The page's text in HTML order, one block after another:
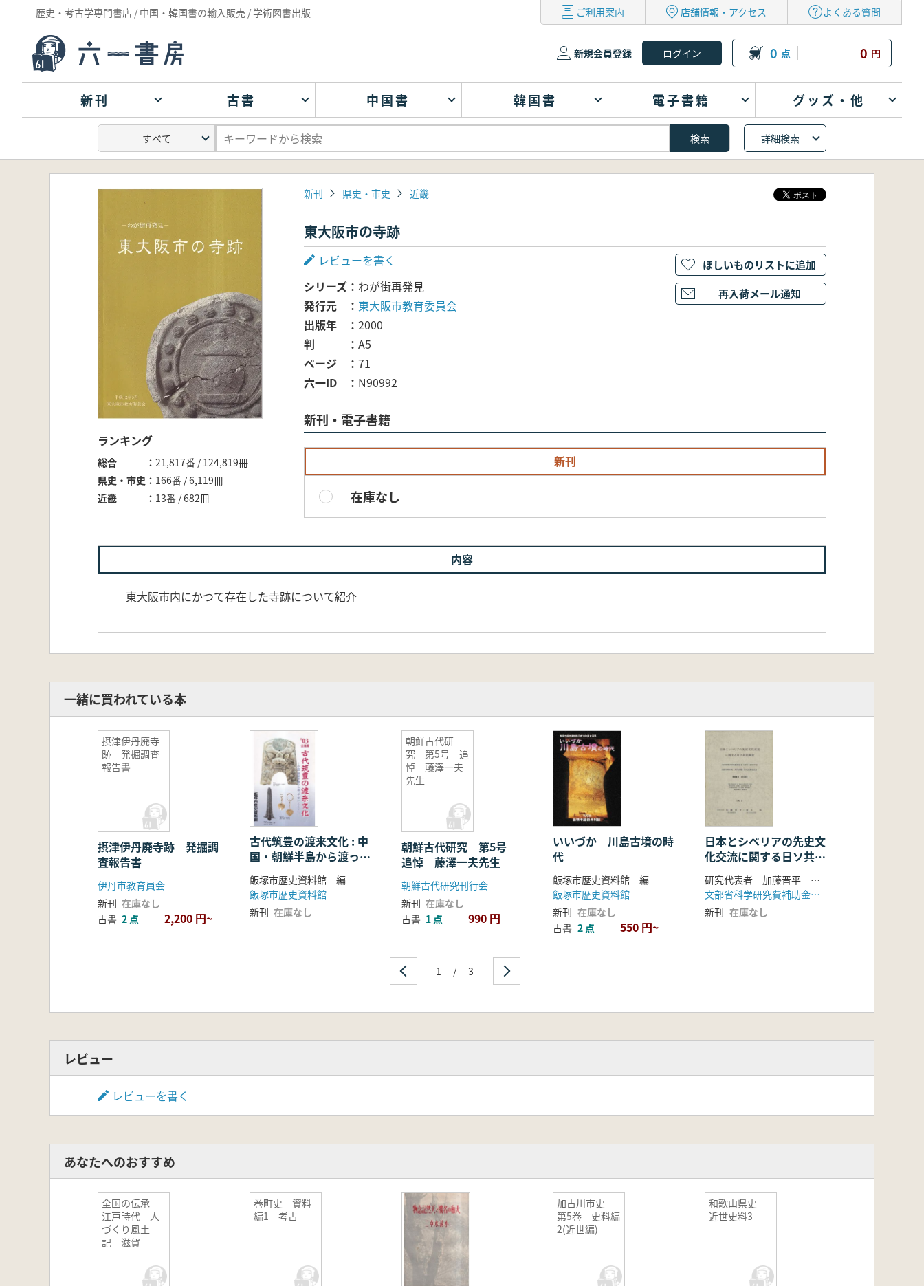
歴史・考古学専門書店 / 中国・韓国書の輸入販売 / 学術図書出版 ご利用案内 店舗情報・アクセス よくある質問
新規会員登録 0 点 0 円
新刊 古書 中国書 韓国書 電子書籍 グッズ・他
詳細検索
ランキング
総合
21,817番 / 124,819冊
県史・市史
166番 / 6,119冊
近畿
13番 / 682冊
新刊 県史・市史 近畿
東大阪市の寺跡
レビューを書く
シリーズ
わが街再発見
発行元
東大阪市教育委員会
出版年
2000
判
A5
ページ
71
六一ID
N90992
新刊・電子書籍
新刊
在庫なし
ほしいものリストに追加
再入荷メール通知
内容
東大阪市内にかつて存在した寺跡について紹介
一緒に買われている本
摂津伊丹廃寺
跡 発掘調査
報告書
摂津伊丹廃寺跡 発掘調
査報告書
伊丹市教育員会
新刊 在庫なし
古書 2 点 2,200 円~
古代筑豊の渡来文化 : 中
国・朝鮮半島から渡って
きた人と文化
飯塚市歴史資料館 編
飯塚市歴史資料館
新刊 在庫なし
朝鮮古代研
究 第5号 追
悼 藤澤一夫
先生
朝鮮古代研究 第5号
追悼 藤澤一夫先生
朝鮮古代研究刊行会
新刊 在庫なし
古書 1 点 990 円
いいづか 川島古墳の時
代
飯塚市歴史資料館 編
飯塚市歴史資料館
新刊 在庫なし
古書 2 点 550 円~
日本とシベリアの先史文
化交流に関する日ソ共同
調査
研究代表者 加藤晋平 藤本強
文部省科学研究費補助金「日本とシベリアとの先史文化交流に関する日ソ共同調査」グループ
新刊 在庫なし
1 / 3
レビュー
レビューを書く
あなたへのおすすめ
全国の伝承
江戸時代 人
づくり風土
記 滋賀
巻町史 資料
編1 考古
加古川市史
第5巻 史料編
2(近世編)
和歌山県史
近世史料3